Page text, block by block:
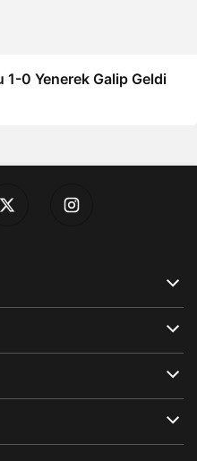
1-0 Yenerek Galip Geldi